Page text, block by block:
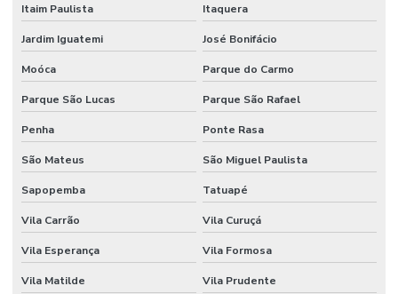
Instalação de piso para estacionamento
Instalação de piso industrial
Instalação de piso industrial de concreto
Instalação de piso porcelanato
Instalação de porcelanato
Instalação de revestimento polimérico
Juntas serradas concreto
Itaim Paulista Itaquera
Jardim Iguatemi José Bonifácio
Moóca Parque do Carmo
Parque São Lucas Parque São Rafael
Penha Ponte Rasa
São Mateus São Miguel Paulista
Sapopemba Tatuapé
Vila Carrão Vila Curuçá
Vila Esperança Vila Formosa
Vila Matilde
Vila Prudente